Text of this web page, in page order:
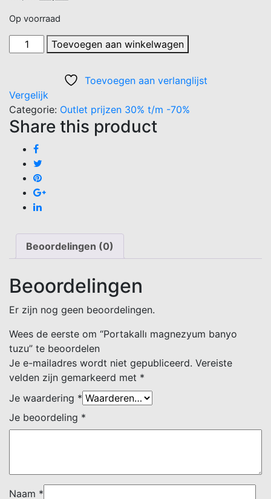
was:
€9,99.€5,99.
Op voorraad
Portakallı
magnezyum
aantal
Toevoegen aan winkelwagen
Toevoegen aan verlanglijst
Vergelijk
Categorie: Outlet prijzen 30% t/m -70%
Share this product
Beoordelingen (0)
Beoordelingen
Er zijn nog geen beoordelingen.
Wees de eerste om “Portakallı magnezyum banyo
tuzu” te beoordelen
Je e-mailadres wordt niet gepubliceerd. Vereiste
velden zijn gemarkeerd met *
Je waardering *
Je beoordeling *
Naam *